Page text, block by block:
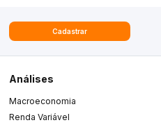
Cadastrar
Análises
Macroeconomia
Renda Variável